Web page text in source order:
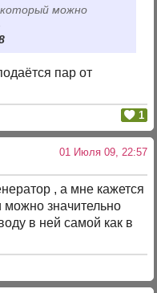
который можно
пар от
1
01 Июля 09, 22:57
, а мне кажется
можно значительно
в ней самой как в